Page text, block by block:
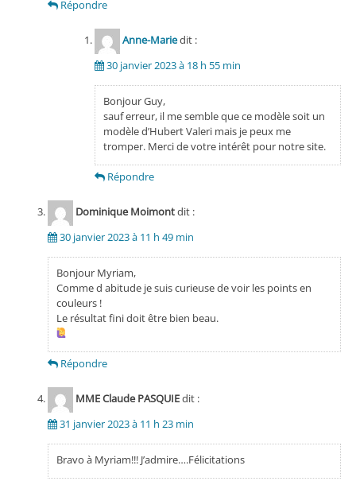
Répondre
Anne-Mariedit :
30 janvier 2023 à 18 h 55 min
Bonjour Guy,
sauf erreur, il me semble que ce modèle soit un
modèle d’Hubert Valeri mais je peux me
tromper. Merci de votre intérêt pour notre site.
Répondre
Dominique Moimontdit :
30 janvier 2023 à 11 h 49 min
Bonjour Myriam,
Comme d abitude je suis curieuse de voir les points en
couleurs !
Le résultat fini doit être bien beau.
Répondre
MME Claude PASQUIEdit :
31 janvier 2023 à 11 h 23 min
Bravo à Myriam!!! J’admire….Félicitations